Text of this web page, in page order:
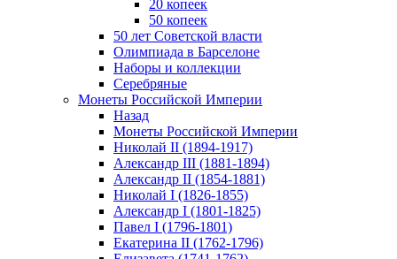
20 копеек
50 копеек
50 лет Советской власти
Олимпиада в Барселоне
Наборы и коллекции
Серебряные
Монеты Российской Империи
Назад
Монеты Российской Империи
Николай II (1894-1917)
Александр III (1881-1894)
Александр II (1854-1881)
Николай I (1826-1855)
Александр I (1801-1825)
Павел I (1796-1801)
Екатерина II (1762-1796)